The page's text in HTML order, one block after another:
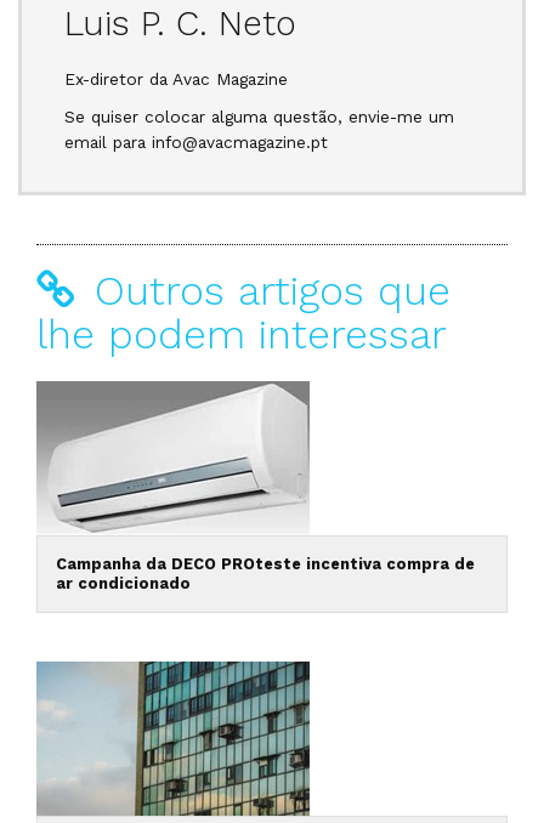
Luis P. C. Neto
Ex-diretor da Avac Magazine
Se quiser colocar alguma questão, envie-me um
email para info@avacmagazine.pt
Outros artigos que
lhe podem interessar
Campanha da DECO PROteste incentiva compra de
ar condicionado